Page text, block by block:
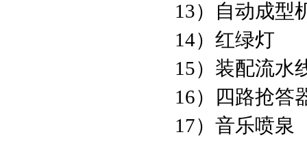
13）自动成型
14）红绿灯
15）装配流水
16）四路抢答
17）音乐喷泉